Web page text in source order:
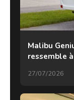
Malibu
ressemble
27/07/2026